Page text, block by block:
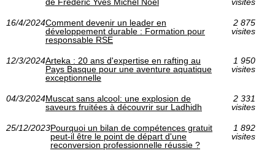
16/4/2024Comment devenir un leader en
développement durable : Formation pour
responsable RSE
2 875
visites
12/3/2024Arteka : 20 ans d'expertise en rafting au
Pays Basque pour une aventure aquatique
exceptionnelle
1 950
visites
04/3/2024Muscat sans alcool: une explosion de
saveurs fruitées à découvrir sur Ladhidh
2 331
visites
25/12/2023Pourquoi un bilan de compétences gratuit
peut-il être le point de départ d'une
reconversion professionnelle réussie ?
1 892
visites